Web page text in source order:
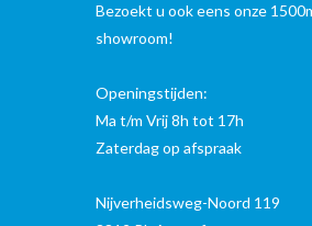
Bezoekt u ook eens onze
showroom!
Openingstijden:
Ma t/m Vrij 8h tot 17h
Zaterdag op afspraak
Nijverheidsweg-Noord 119